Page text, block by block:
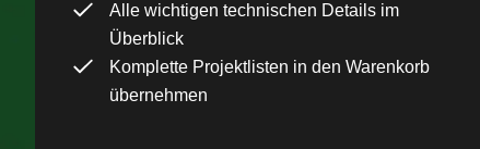
Alle wichtigen technischen Details im
Überblick
Komplette Projektlisten in den Warenkorb
übernehmen